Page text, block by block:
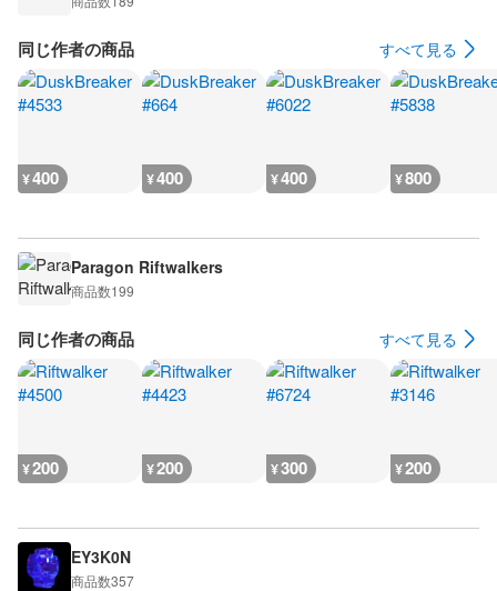
同じ作者の商品 すべて見る
¥400 ¥400 ¥400 ¥800
Paragon Riftwalkers
商品数199
同じ作者の商品 すべて見る
¥200 ¥200 ¥300 ¥200
EY3K0N
商品数357